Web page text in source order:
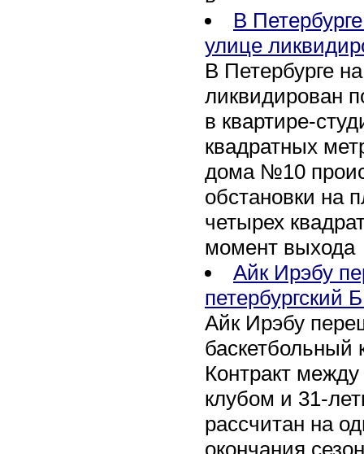
В
улице
В Петербурге
ликвидирован
в квартире-
квадратных
дома №10
обстановки на
четырех
момент выхода
Айк Ирэбу
петербургский
Айк Ирэбу
баскетбольный
Контракт между
клубом и 31-
рассчитан на
окончания